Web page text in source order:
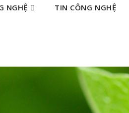
NGHỆ TIN CÔNG NGHỆ